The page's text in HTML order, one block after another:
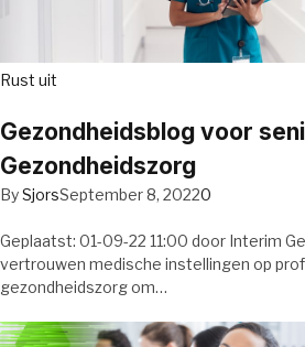
Rust uit
Gezondheidsblog voor
Gezondheidszorg
BySjorsSeptember 8, 20220
Geplaatst: 01-09-22 11:00 door Interim
vertrouwen medische instellingen op
gezondheidszorg om…